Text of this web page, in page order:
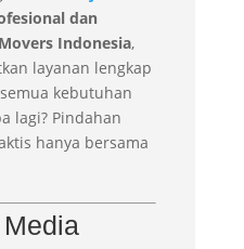
dan
Indonesia,
layanan lengkap
kebutuhan
lagi? Pindahan
hanya bersama